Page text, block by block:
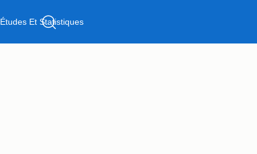
Études Et Statistiques